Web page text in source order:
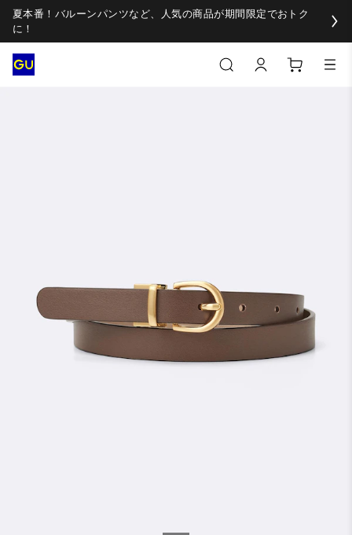
夏本番！バルーンパンツなど、人気の商品が期間限定でおトク
に！